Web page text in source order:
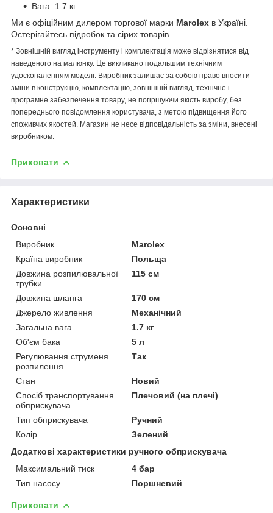
Вага: 1.7 кг
Ми є офіційним дилером торгової марки Marolex в Україні.
Остерігайтесь підробок та сірих товарів.
* Зовнішній вигляд інструменту і комплектація може відрізнятися від
наведеного на малюнку. Це викликано подальшим технічним
удосконаленням моделі. Виробник залишає за собою право вносити
зміни в конструкцію, комплектацію, зовнішній вигляд, технічне і
програмне забезпечення товару, не погіршуючи якість виробу, без
попереднього повідомлення користувача, з метою підвищення його
споживчих якостей. Магазин не несе відповідальність за зміни, внесені
виробником.
Приховати
Характеристики
Основні
Виробник
Marolex
Країна виробник
Польща
Довжина розпилювальної
трубки
115 см
Довжина шланга
170 см
Джерело живлення
Механічний
Загальна вага
1.7 кг
Об'єм бака
5 л
Регулювання струменя
розпилення
Так
Стан
Новий
Спосіб транспортування
обприскувача
Плечовий (на плечі)
Тип обприскувача
Ручний
Колір
Зелений
Додаткові характеристики ручного обприскувача
Максимальний тиск
4 бар
Тип насосу
Поршневий
Приховати